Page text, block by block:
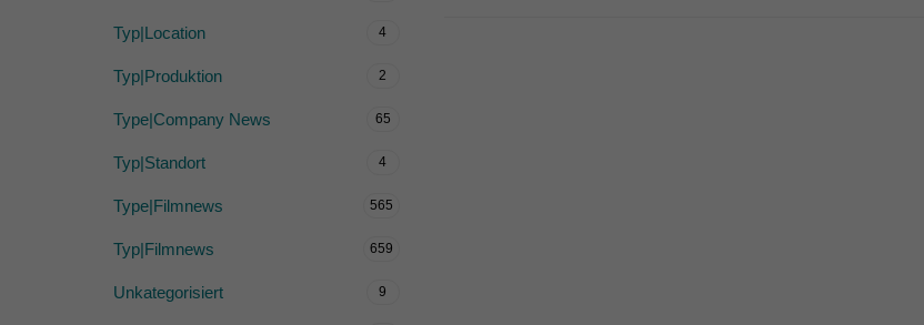
Typ|Location 4
Typ|Produktion 2
Type|Company News 65
Typ|Standort 4
Type|Filmnews 565
Typ|Filmnews 659
Unkategorisiert 9